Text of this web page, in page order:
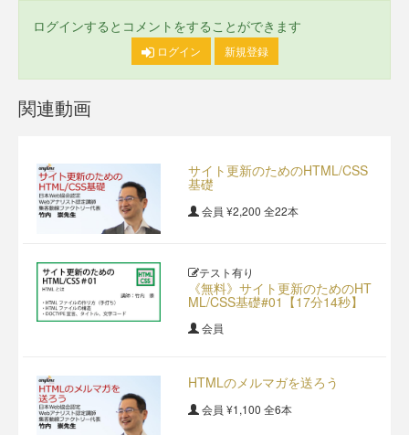
ログインするとコメントをすることができます
ログイン 新規登録
関連動画
サイト更新のためのHTML/CSS
基礎
会員 ¥2,200 全22本
テスト有り
《無料》サイト更新のためのHT
ML/CSS基礎#01【17分14秒】
会員
HTMLのメルマガを送ろう
会員 ¥1,100 全6本